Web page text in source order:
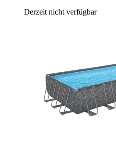
Derzeit nicht verfügbar